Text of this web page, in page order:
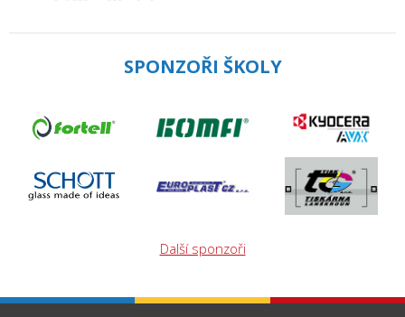
SPONZOŘI ŠKOLY
Další sponzoři